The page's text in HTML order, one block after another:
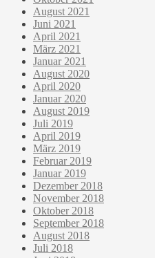
August 2021
Juni 2021
April 2021
März 2021
Januar 2021
August 2020
April 2020
Januar 2020
August 2019
Juli 2019
April 2019
März 2019
Februar 2019
Januar 2019
Dezember 2018
November 2018
Oktober 2018
September 2018
August 2018
Juli 2018